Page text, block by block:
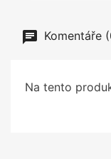
Komentáře
Na tento